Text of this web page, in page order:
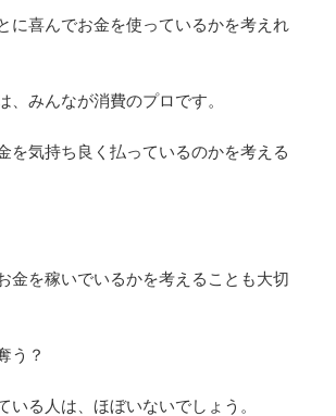
に喜んでお金を使っているかを考えれ
、みんなが消費のプロです。
を気持ち良く払っているのかを考える
金を稼いでいるかを考えることも大切
う？
いる人は、ほぼいないでしょう。